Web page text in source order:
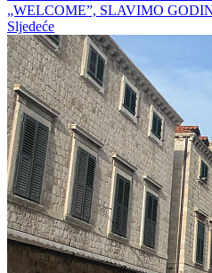
„WELCOME”, SLAVIMO
Sljedeće